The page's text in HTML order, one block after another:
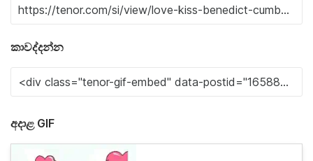
කාවද්දන්න
අදාළ GIF